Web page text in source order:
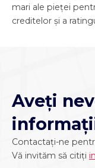
mari ale pieței
creditelor și a
Aveți
Contactați-ne
Vă invităm să citiți